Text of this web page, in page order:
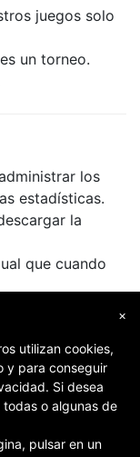
juegos solo
un torneo.
los
estadísticas.
la
que cuando
×
utilizan cookies,
y para conseguir
Si desea
o algunas de
pulsar en un